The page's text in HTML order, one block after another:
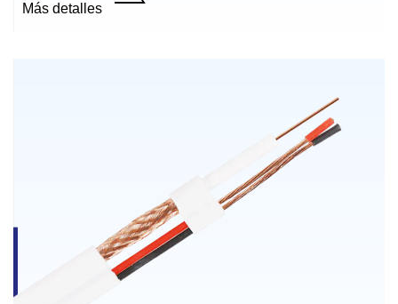
Más detalles